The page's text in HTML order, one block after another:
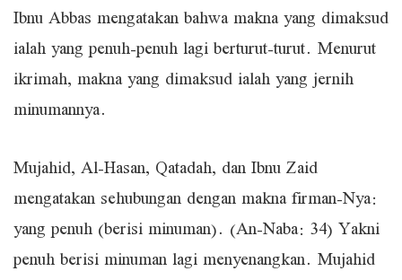
Ibnu Abbas mengatakan bahwa makna yang dimaksud
ialah yang penuh-penuh lagi berturut-turut. Menurut
ikrimah, makna yang dimaksud ialah yang jernih
minumannya.
Mujahid, Al-Hasan, Qatadah, dan Ibnu Zaid
mengatakan sehubungan dengan makna firman-Nya:
yang penuh (berisi minuman). (An-Naba: 34) Yakni
penuh berisi minuman lagi menyenangkan. Mujahid